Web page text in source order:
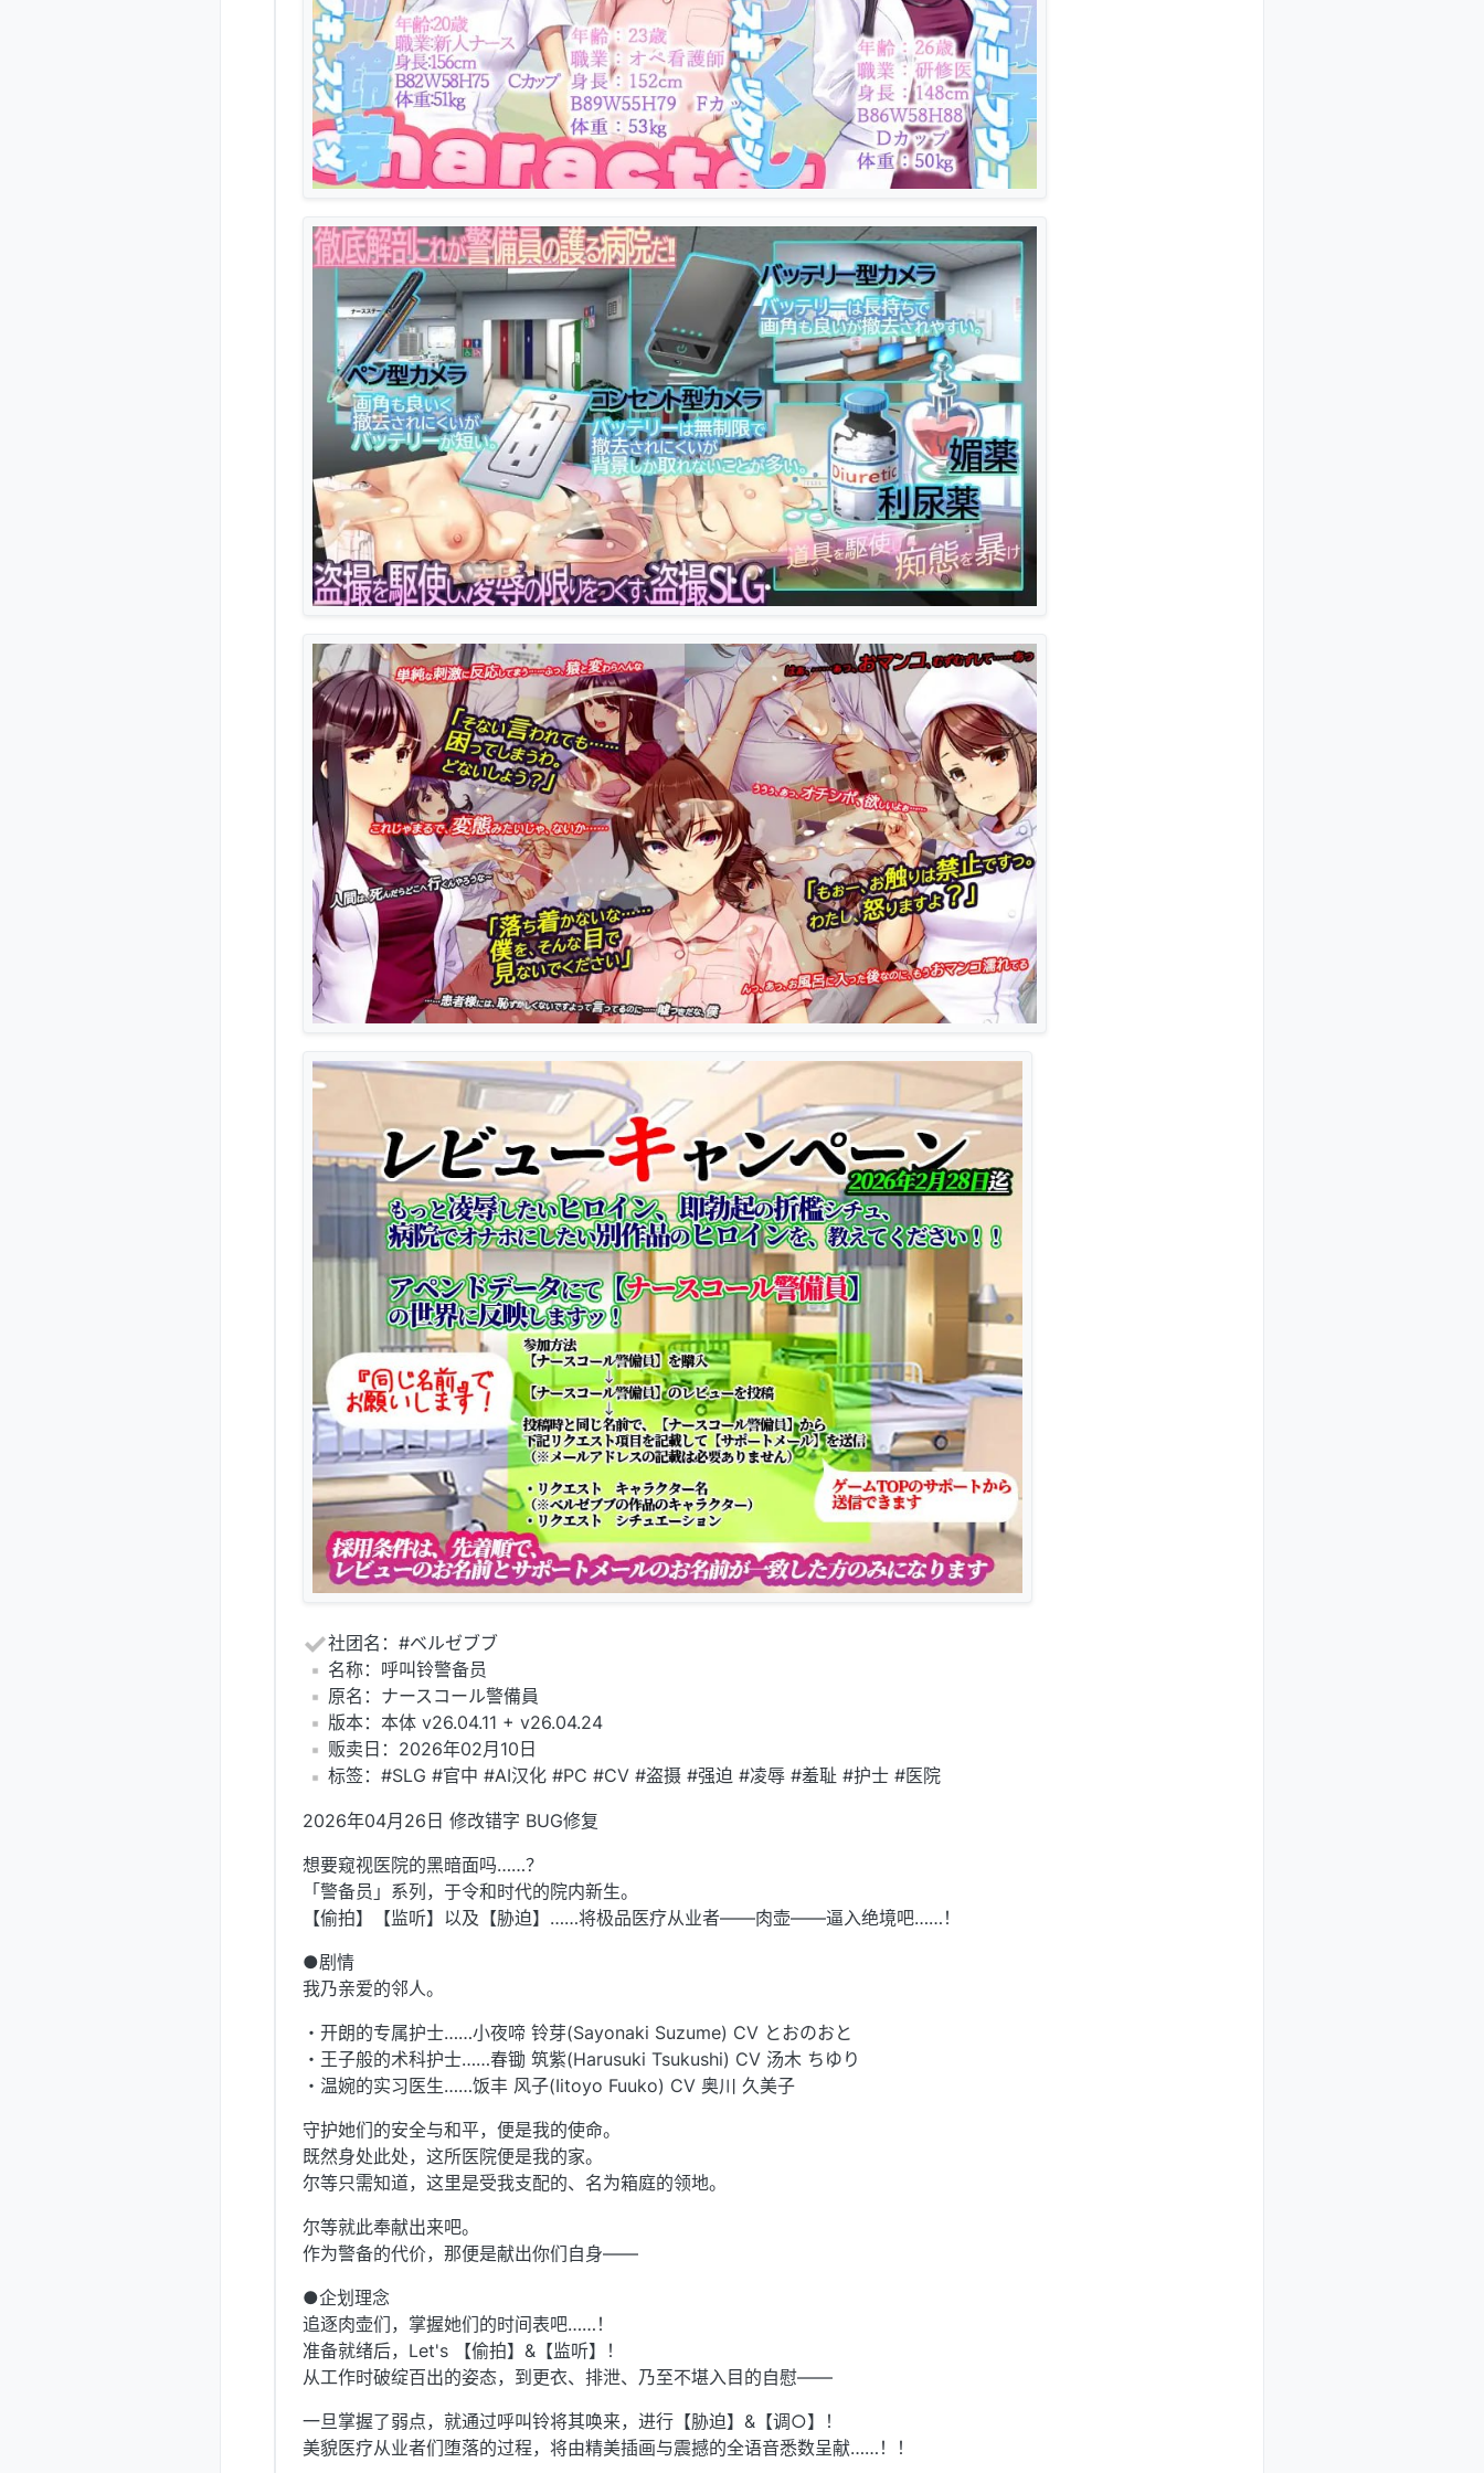
社团名：#ベルゼブブ
️名称：呼叫铃警备员
️原名：ナースコール警備員
️版本：本体 v26.04.11 + v26.04.24
️贩卖日：2026年02月10日
️标签：#SLG #官中 #AI汉化 #PC #CV #盗摄 #强迫 #凌辱 #羞耻 #护士 #医院
2026年04月26日 修改错字 BUG修复
想要窥视医院的黑暗面吗……？
「警备员」系列，于令和时代的院内新生。
【偷拍】【监听】以及【胁迫】……将极品医疗从业者——肉壶——逼入绝境吧……！
●剧情
我乃亲爱的邻人。
・开朗的专属护士……小夜啼 铃芽(Sayonaki Suzume) CV とおのおと
・王子般的术科护士……春锄 筑紫(Harusuki Tsukushi) CV 汤木 ちゆり
・温婉的实习医生……饭丰 风子(Iitoyo Fuuko) CV 奥川 久美子
守护她们的安全与和平，便是我的使命。
既然身处此处，这所医院便是我的家。
尔等只需知道，这里是受我支配的、名为箱庭的领地。
尔等就此奉献出来吧。
作为警备的代价，那便是献出你们自身——
●企划理念
追逐肉壶们，掌握她们的时间表吧……！
准备就绪后，Let's 【偷拍】&【监听】！
从工作时破绽百出的姿态，到更衣、排泄、乃至不堪入目的自慰——
一旦掌握了弱点，就通过呼叫铃将其唤来，进行【胁迫】&【调○】！
美貌医疗从业者们堕落的过程，将由精美插画与震撼的全语音悉数呈献……！！